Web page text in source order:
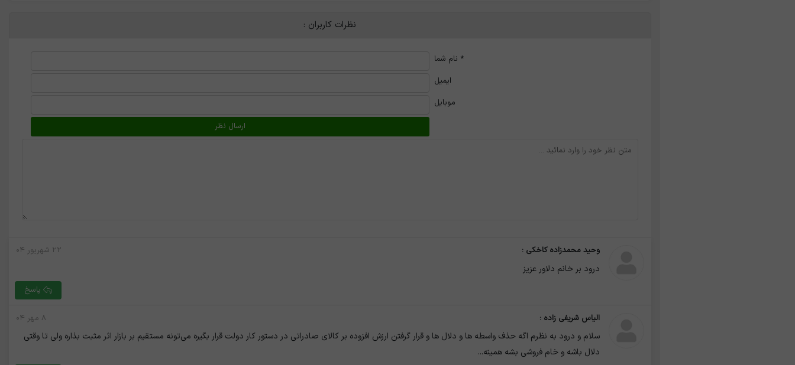
نظرات کاربران :
* نام شما
ایمیل
موبایل
۲۲ شهریور ۰۴ وحید محمدزاده کاخکی :
درود بر خانم دلاور عزیز
پاسخ
۸ مهر ۰۴ الیاس شریفی زاده :
سلام و درود به نظرم اگه حذف واسطه ها و دلال ها و قرار گرفتن ارزش افزوده بر کالای صادراتی در دستور کار دولت قرار بگیره می‌تونه مستقیم بر بازار اثر مثبت بذاره ولی تا وقتی
دلال باشه و خام فروشی بشه همینه...